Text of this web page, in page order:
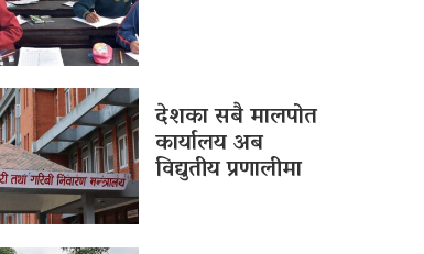
देशका सबै मालपोत
कार्यालय अब
विद्युतीय प्रणालीमा